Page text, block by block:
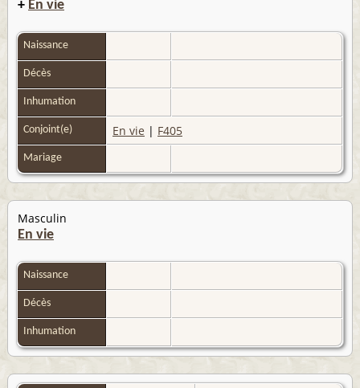
+ En vie
Naissance
Décès
Inhumation
Conjoint(e) En vie | F405
Mariage
Masculin
En vie
Naissance
Décès
Inhumation